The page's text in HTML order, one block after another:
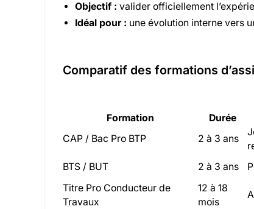
Objectif : valider officiellement
Idéal pour : une évolution interne vers
Comparatif des formations
Formation Durée
CAP / Bac Pro BTP
2 à 3 ans
BTS / BUT 2 à 3 ans
Titre Pro Conducteur de
Travaux
12 à 18
mois